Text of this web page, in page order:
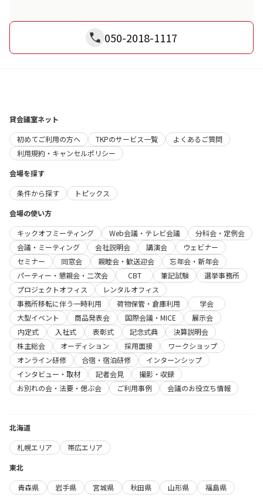
050-2018-1117
貸会議室ネット
初めてご利用の方へ
TKPのサービス一覧
よくあるご質問
利用規約・キャンセルポリシー
会場を探す
条件から探す
トピックス
会場の使い方
キックオフミーティング
Web会議・テレビ会議
分科会・定例会
会議・ミーティング
会社説明会 講演会
ウェビナー
セミナー
同窓会 親睦会・歓送迎会
忘年会・新年会
パーティー・懇親会・二次会
CBT 筆記試験
選挙事務所
プロジェクトオフィス
レンタルオフィス
事務所移転に伴う一時利用
荷物保管・倉庫利用
学会
大型イベント
商品発表会 国際会議・MICE
展示会
内定式
入社式 表彰式 記念式典
決算説明会
株主総会
オーディション 採用面接
ワークショップ
オンライン研修
合宿・宿泊研修
インターンシップ
インタビュー・取材
記者会見
撮影・収録
お別れの会・法要・偲ぶ会
ご利用事例 会議のお役立ち情報
北海道
札幌エリア
帯広エリア
東北
青森県
岩手県 宮城県 秋田県 山形県
福島県